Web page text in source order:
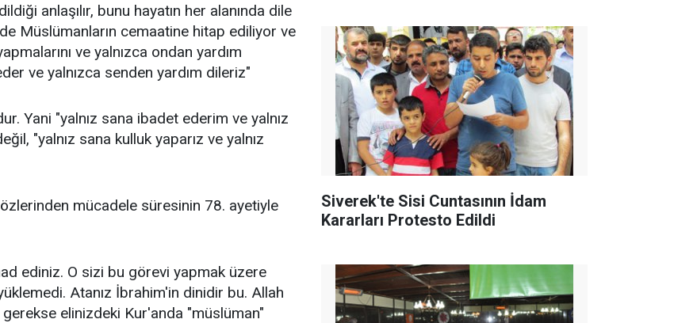
anlaşılır, bunu hayatın her alanında dile
Müslümanların cemaatine hitap ediliyor ve
ve yalnızca ondan yardım
ve yalnızca senden yardım dileriz"
Yani "yalnız sana ibadet ederim ve yalnız
"yalnız sana kulluk yaparız ve yalnız
mücadele süresinin 78. ayetiyle
ediniz. O sizi bu görevi yapmak üzere
Atanız İbrahim'in dinidir bu. Allah
elinizdeki Kur'anda "müslüman"
Siverek'te Sisi Cuntasının İdam
Kararları Protesto Edildi